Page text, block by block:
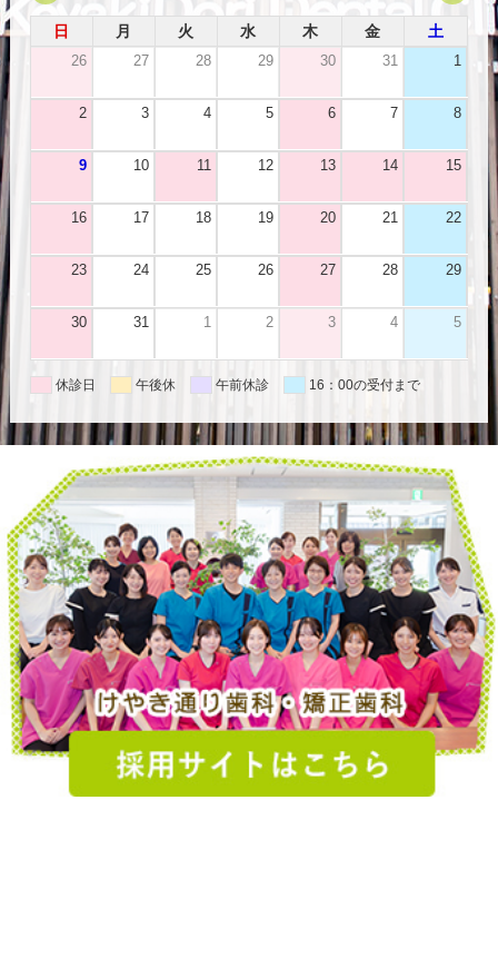
日 月 火 水 木 金 土
26 27 28 29 30 31 1
2 3 4 5 6 7 8
9 10 11 12 13 14 15
16 17 18 19 20 21 22
23 24 25 26 27 28 29
30 31 1 2 3 4 5
休診日 午後休 午前休診 16：00の受付まで